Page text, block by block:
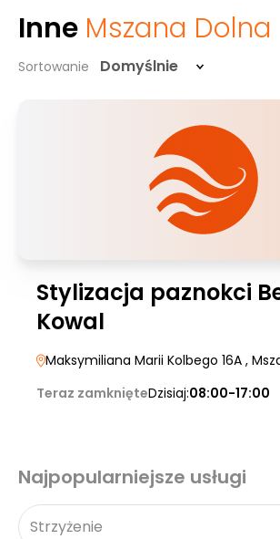
Inne Mszana Dolna
Sortowanie Domyślnie
Stylizacja paznokci
Kowal
Maksymiliana Marii Kolbego 16A ,
Teraz zamknięteDzisiaj:08:00-17:00
Najpopularniejsze usługi
Strzyżenie